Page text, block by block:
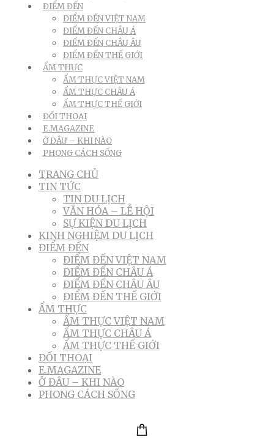
ĐIỂM ĐẾN
ĐIỂM ĐẾN VIỆT NAM
ĐIỂM ĐẾN CHÂU Á
ĐIỂM ĐẾN CHÂU ÂU
ĐIỂM ĐẾN THẾ GIỚI
ẨM THỰC
ẨM THỰC VIỆT NAM
ẨM THỰC CHÂU Á
ẨM THỰC THẾ GIỚI
ĐỐI THOẠI
E.MAGAZINE
Ở ĐÂU – KHI NÀO
PHONG CÁCH SỐNG
TRANG CHỦ
TIN TỨC
TIN DU LỊCH
VĂN HÓA – LỄ HỘI
SỰ KIỆN DU LỊCH
KINH NGHIỆM DU LỊCH
ĐIỂM ĐẾN
ĐIỂM ĐẾN VIỆT NAM
ĐIỂM ĐẾN CHÂU Á
ĐIỂM ĐẾN CHÂU ÂU
ĐIỂM ĐẾN THẾ GIỚI
ẨM THỰC
ẨM THỰC VIỆT NAM
ẨM THỰC CHÂU Á
ẨM THỰC THẾ GIỚI
ĐỐI THOẠI
E.MAGAZINE
Ở ĐÂU – KHI NÀO
PHONG CÁCH SỐNG